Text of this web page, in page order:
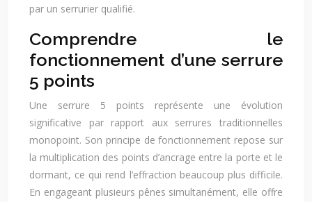
par un serrurier qualifié.
Comprendre le
fonctionnement d’une serrure
5 points
Une serrure 5 points représente une évolution
significative par rapport aux serrures traditionnelles
monopoint. Son principe de fonctionnement repose sur
la multiplication des points d’ancrage entre la porte et le
dormant, ce qui rend l’effraction beaucoup plus difficile.
En engageant plusieurs pênes simultanément, elle offre